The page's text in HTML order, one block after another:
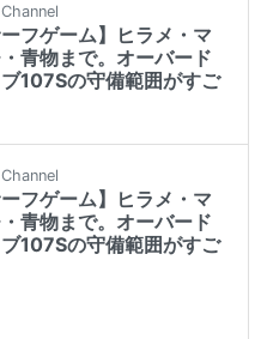
ーフゲーム】ヒラメ・マ
青物まで。オーバード
107Sの守備範囲がすご
ーフゲーム】ヒラメ・マ
青物まで。オーバード
107Sの守備範囲がすご